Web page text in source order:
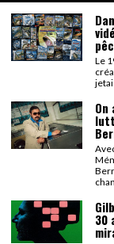
La Patrie
dans
On a parlé
Bernardino
carte noire
On a parlé
Bernardino
moise et son
On a parlé
Bernardino
Le
30